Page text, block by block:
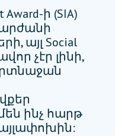
ի (SIA)
այլ Social
չէր լինի,
ինչ հարթ